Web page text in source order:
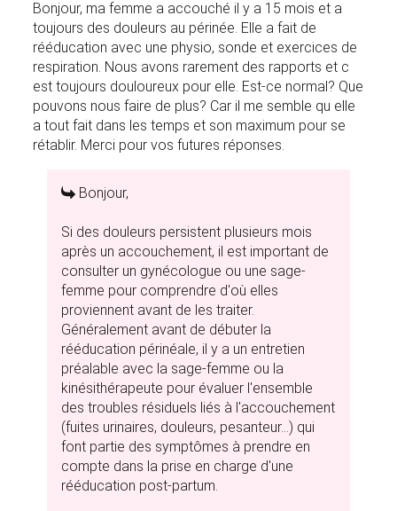
Bonjour, ma femme a accouché il y a 15 mois et a
toujours des douleurs au périnée. Elle a fait de
rééducation avec une physio, sonde et exercices de
respiration. Nous avons rarement des rapports et c
est toujours douloureux pour elle. Est-ce normal? Que
pouvons nous faire de plus? Car il me semble qu elle
a tout fait dans les temps et son maximum pour se
rétablir. Merci pour vos futures réponses.
Bonjour,
Si des douleurs persistent plusieurs mois
après un accouchement, il est important de
consulter un gynécologue ou une sage-
femme pour comprendre d'où elles
proviennent avant de les traiter.
Généralement avant de débuter la
rééducation périnéale, il y a un entretien
préalable avec la sage-femme ou la
kinésithérapeute pour évaluer l'ensemble
des troubles résiduels liés à l'accouchement
(fuites urinaires, douleurs, pesanteur...) qui
font partie des symptômes à prendre en
compte dans la prise en charge d'une
rééducation post-partum.